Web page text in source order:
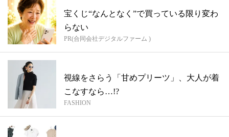
宝くじ“なんとなく”で買っている限り変わ
らない
PR(合同会社デジタルファーム )
視線をさらう「甘めプリーツ」、大人が着
こなすなら…!?
FASHION